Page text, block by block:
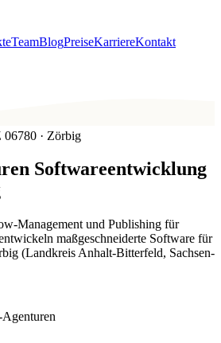
TeamBlogPreiseKarriereKontakt
06780 · Zörbig
Softwareentwicklung
Management und Publishing für
maßgeschneiderte Software für
(Landkreis Anhalt-Bitterfeld, Sachsen-